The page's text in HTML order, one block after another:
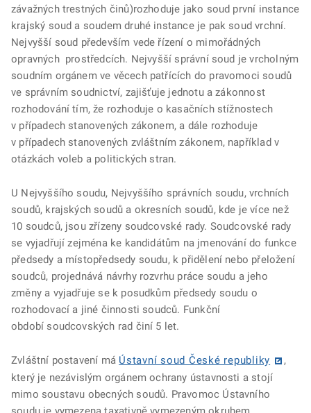
závažných trestných činů)rozhoduje jako soud první instance
krajský soud a soudem druhé instance je pak soud vrchní.
Nejvyšší soud především vede řízení o mimořádných
opravných prostředcích. Nejvyšší správní soud je vrcholným
soudním orgánem ve věcech patřících do pravomoci soudů
ve správním soudnictví, zajišťuje jednotu a zákonnost
rozhodování tím, že rozhoduje o kasačních stížnostech
v případech stanovených zákonem, a dále rozhoduje
v případech stanovených zvláštním zákonem, například v
otázkách voleb a politických stran.
U Nejvyššího soudu, Nejvyššího správních soudu, vrchních
soudů, krajských soudů a okresních soudů, kde je více než
10 soudců, jsou zřízeny soudcovské rady. Soudcovské rady
se vyjadřují zejména ke kandidátům na jmenování do funkce
předsedy a místopředsedy soudu, k přidělení nebo přeložení
soudců, projednává návrhy rozvrhu práce soudu a jeho
změny a vyjadřuje se k posudkům předsedy soudu o
rozhodovací a jiné činnosti soudců. Funkční
období soudcovských rad činí 5 let.
Zvláštní postavení má Ústavní soud České republiky
,
který je nezávislým orgánem ochrany ústavnosti a stojí
mimo soustavu obecných soudů. Pravomoc Ústavního